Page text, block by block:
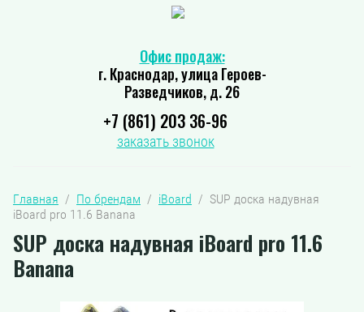
Офис продаж:
г. Краснодар, улица Героев-
Разведчиков, д. 26
+7 (861) 203 36-96
заказать звонок
Главная
  /
По брендам
  /
iBoard
  /  SUP доска надувная
iBoard pro 11.6 Banana
SUP доска надувная iBoard pro 11.6
Banana